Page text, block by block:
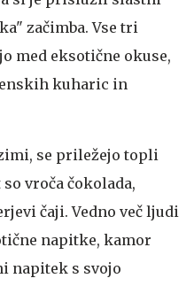
začimba. Vse tri
med eksotične okuse,
kuharic in
se priležejo topli
vroča čokolada,
čaji. Vedno več ljudi
napitke, kamor
napitek s svojo